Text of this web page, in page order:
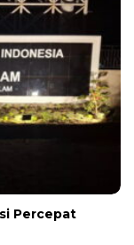
Percepat